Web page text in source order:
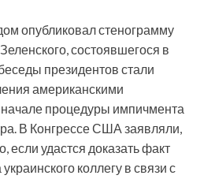
опубликовал стенограмму
состоявшегося в
президентов стали
американскими
процедуры импичмента
В Конгрессе США заявляли,
если удастся доказать факт
коллегу в связи с